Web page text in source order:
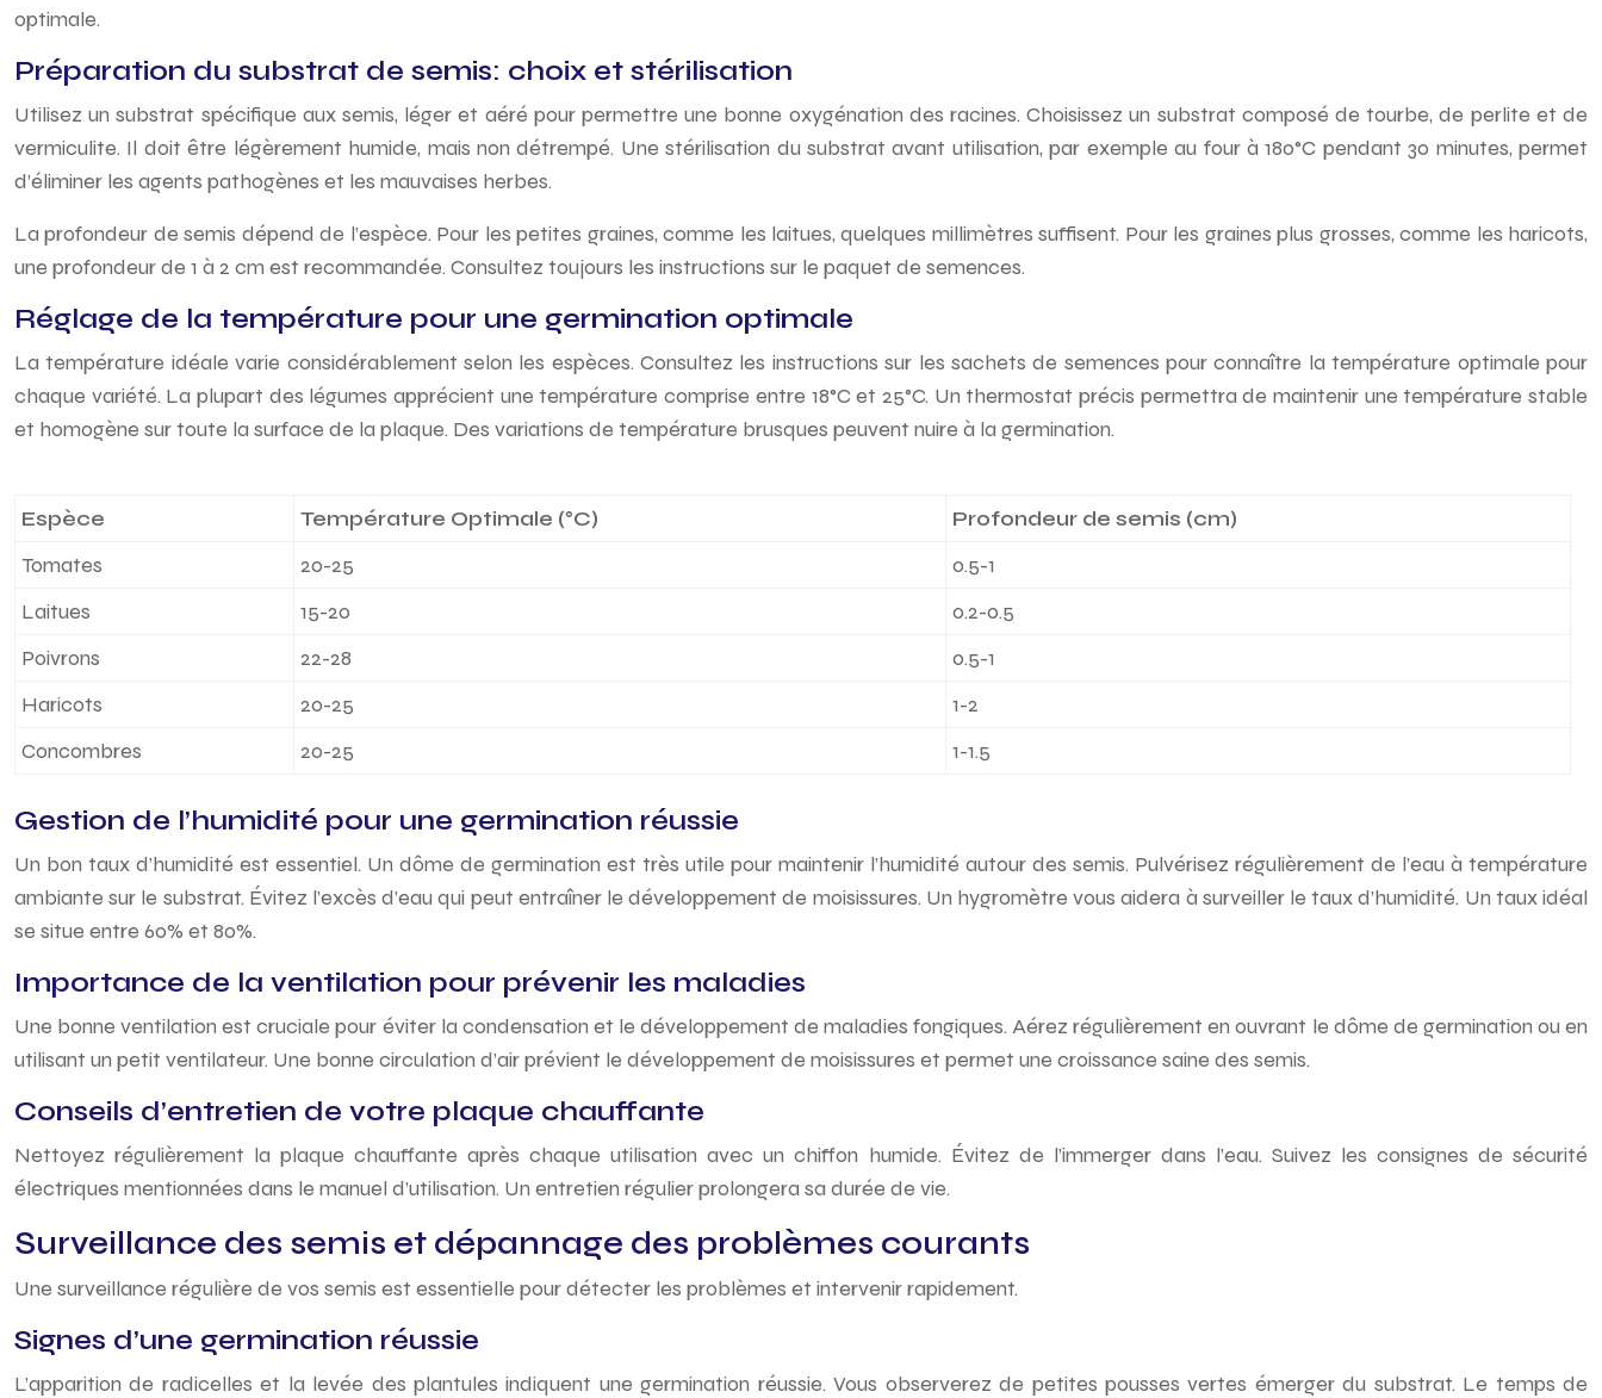
optimale.
Préparation du substrat de semis: choix et stérilisation
Utilisez un substrat spécifique aux semis, léger et aéré pour permettre une bonne oxygénation des racines. Choisissez un substrat composé de tourbe, de perlite et de
vermiculite. Il doit être légèrement humide, mais non détrempé. Une stérilisation du substrat avant utilisation, par exemple au four à 180°C pendant 30 minutes, permet
d’éliminer les agents pathogènes et les mauvaises herbes.
La profondeur de semis dépend de l’espèce. Pour les petites graines, comme les laitues, quelques millimètres suffisent. Pour les graines plus grosses, comme les haricots,
une profondeur de 1 à 2 cm est recommandée. Consultez toujours les instructions sur le paquet de semences.
Réglage de la température pour une germination optimale
La température idéale varie considérablement selon les espèces. Consultez les instructions sur les sachets de semences pour connaître la température optimale pour
chaque variété. La plupart des légumes apprécient une température comprise entre 18°C et 25°C. Un thermostat précis permettra de maintenir une température stable
et homogène sur toute la surface de la plaque. Des variations de température brusques peuvent nuire à la germination.
Espèce Température Optimale (°C)
Profondeur de semis (cm)
Tomates
20-25
0.5-1
Laitues
15-20
0.2-0.5
Poivrons
22-28
0.5-1
Haricots
20-25
1-2
Concombres
20-25 1-1.5
Gestion de l’humidité pour une germination réussie
Un bon taux d’humidité est essentiel. Un dôme de germination est très utile pour maintenir l’humidité autour des semis. Pulvérisez régulièrement de l’eau à température
ambiante sur le substrat. Évitez l’excès d’eau qui peut entraîner le développement de moisissures. Un hygromètre vous aidera à surveiller le taux d’humidité. Un taux idéal
se situe entre 60% et 80%.
Importance de la ventilation pour prévenir les maladies
Une bonne ventilation est cruciale pour éviter la condensation et le développement de maladies fongiques. Aérez régulièrement en ouvrant le dôme de germination ou en
utilisant un petit ventilateur. Une bonne circulation d’air prévient le développement de moisissures et permet une croissance saine des semis.
Conseils d’entretien de votre plaque chauffante
Nettoyez régulièrement la plaque chauffante après chaque utilisation avec un chiffon humide. Évitez de l’immerger dans l’eau. Suivez les consignes de sécurité
électriques mentionnées dans le manuel d’utilisation. Un entretien régulier prolongera sa durée de vie.
Surveillance des semis et dépannage des problèmes courants
Une surveillance régulière de vos semis est essentielle pour détecter les problèmes et intervenir rapidement.
Signes d’une germination réussie
L’apparition de radicelles et la levée des plantules indiquent une germination réussie. Vous observerez de petites pousses vertes émerger du substrat. Le temps de